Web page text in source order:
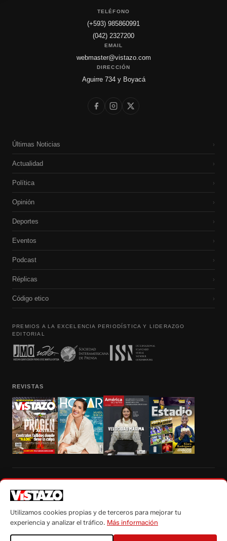
TELÉFONO
(+593) 985860991
(042) 2327200
EMAIL
webmaster@vistazo.com
DIRECCIÓN
Aguirre 734 y Boyacá
Últimas Noticias ›
Actualidad ›
Política ›
Opinión ›
Deportes ›
Eventos ›
Podcast ›
Réplicas ›
Código etico ›
PREMIOS A LA EXCELENCIA PERIODÍSTICA Y LIDERAZGO
EDITORIAL
REVISTAS
autorización escrita de su titular, de todos los contenidos de Vistazo.com.
Utilizamos cookies propias y de terceros para mejorar tu
experiencia y analizar el tráfico. Más información